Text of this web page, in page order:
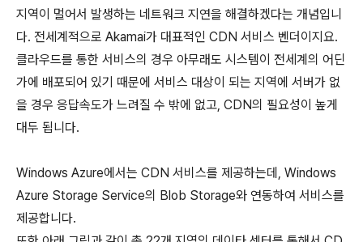
지역이 멀어서 발생하는 네트워크 지연을 해결하겠다는 개념입니
다. 전세계적으로 Akamai가 대표적인 CDN 서비스 벤더이지요.
클라우드를 통한 서비스의 경우 아무래도 시스템이 전세계의 어딘
가에 배포되어 있기 때문에 서비스 대상이 되는 지역에 서버가 없
을 경우 응답속도가 느려질 수 밖에 없고, CDN의 필요성이 높게
대두 됩니다.
Windows Azure에서는 CDN 서비스를 제공하는데, Windows
Azure Storage Service의 Blob Storage와 연동하여 서비스를
제공합니다.